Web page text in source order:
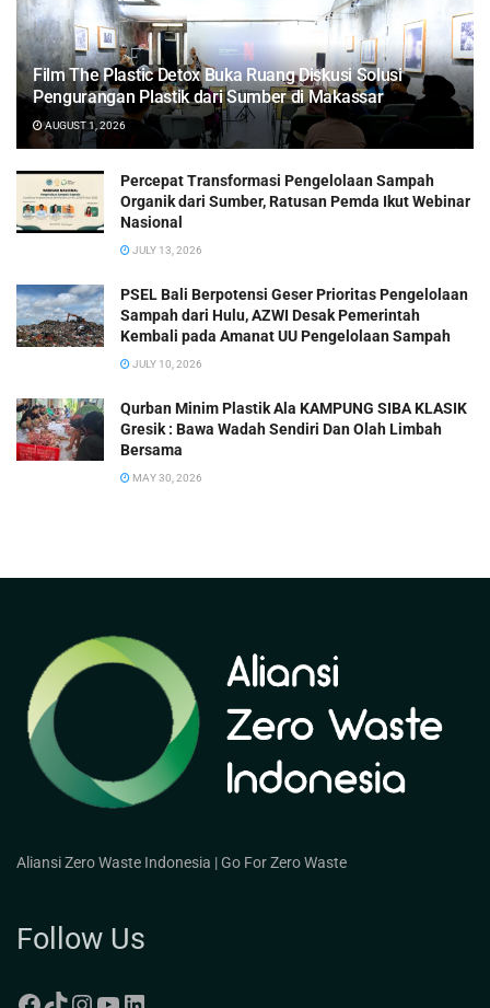
Film The Plastic Detox Buka Ruang Diskusi Solusi
Pengurangan Plastik dari Sumber di Makassar
AUGUST 1, 2026
Percepat Transformasi Pengelolaan Sampah
Organik dari Sumber, Ratusan Pemda Ikut Webinar
Nasional
JULY 13, 2026
PSEL Bali Berpotensi Geser Prioritas Pengelolaan
Sampah dari Hulu, AZWI Desak Pemerintah
Kembali pada Amanat UU Pengelolaan Sampah
JULY 10, 2026
Qurban Minim Plastik Ala KAMPUNG SIBA KLASIK
Gresik : Bawa Wadah Sendiri Dan Olah Limbah
Bersama
MAY 30, 2026
Aliansi Zero Waste Indonesia | Go For Zero Waste
Follow Us